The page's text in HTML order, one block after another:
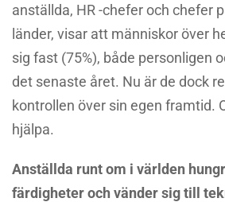
anställda, HR -chefer och chefer
länder, visar att människor över
sig fast (75%), både personligen
det senaste året. Nu är de dock
kontrollen över sin egen framtid.
hjälpa.
Anställda runt om i världen
färdigheter och vänder sig till